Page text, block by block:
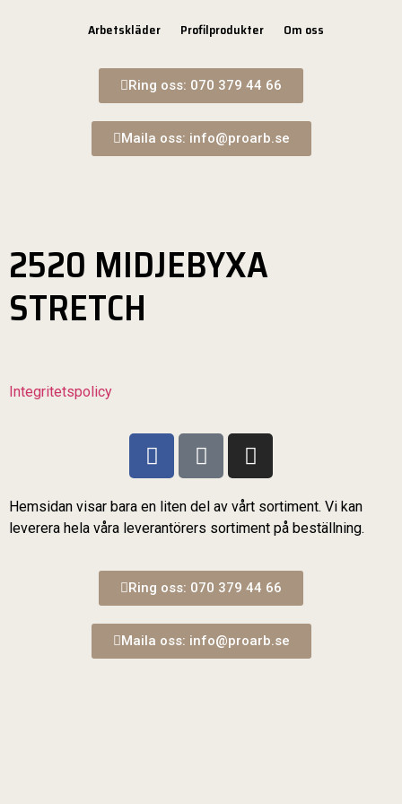
Arbetskläder Profilprodukter Om oss
Ring oss: 070 379 44 66
Maila oss: info@proarb.se
2520 MIDJEBYXA
STRETCH
Integritetspolicy
Hemsidan visar bara en liten del av vårt sortiment. Vi kan
leverera hela våra leverantörers sortiment på beställning.
Ring oss: 070 379 44 66
Maila oss: info@proarb.se